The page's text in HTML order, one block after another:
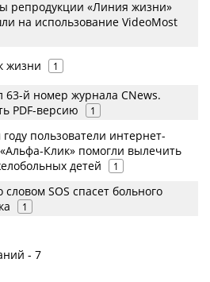
репродукции «Линия жизни»
на использование VideoMost
жизни 1
й номер журнала CNews.
PDF-версию
1
году пользователи интернет-
Клик» помогли вылечить
детей
1
словом SOS спасет больного
1
- 7